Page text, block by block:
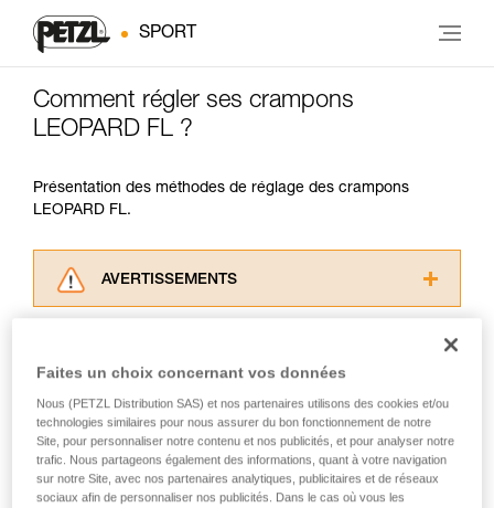
SPORT
Comment régler ses crampons
LEOPARD FL ?
Présentation des méthodes de réglage des crampons
LEOPARD FL.
AVERTISSEMENTS
consulter. Vous devez avoir compris les
pouvoir comprendre ce complément
d’informations.
Maîtriser ces techniques nécessite une
formation et un entraînement spécifique. Validez
avec un professionnel votre capacité à refaire
Faites un choix concernant vos données
Nous (PETZL Distribution SAS) et nos partenaires utilisons des cookies et/ou
technologies similaires pour nous assurer du bon fonctionnement de notre
Site, pour personnaliser notre contenu et nos publicités, et pour analyser notre
trafic. Nous partageons également des informations, quant à votre navigation
sur notre Site, avec nos partenaires analytiques, publicitaires et de réseaux
sociaux afin de personnaliser nos publicités. Dans le cas où vous les